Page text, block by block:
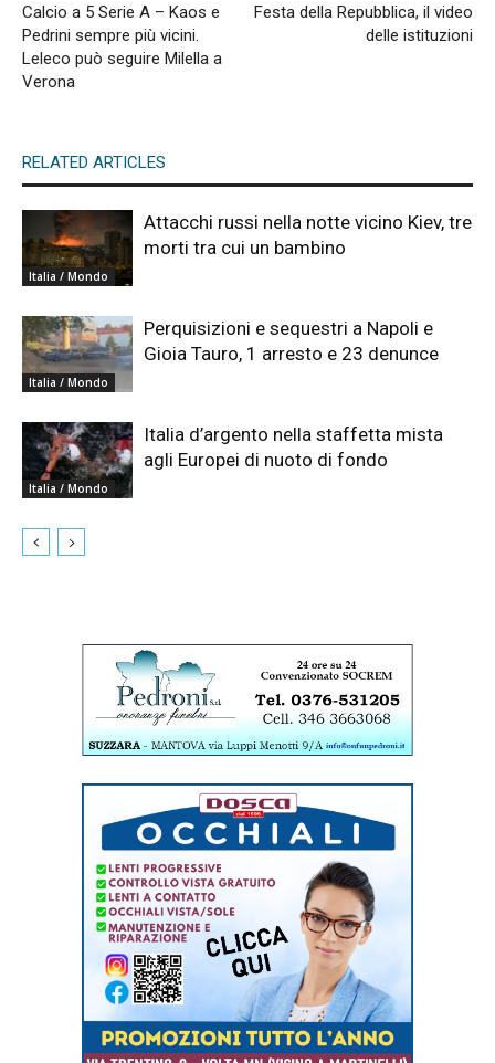
Calcio a 5 Serie A – Kaos e
Pedrini sempre più vicini.
Leleco può seguire Milella a
Verona
Festa della Repubblica, il video
delle istituzioni
RELATED ARTICLES
Italia / Mondo
Attacchi russi nella notte vicino Kiev, tre
morti tra cui un bambino
Italia / Mondo
Perquisizioni e sequestri a Napoli e
Gioia Tauro, 1 arresto e 23 denunce
Italia / Mondo
Italia d’argento nella staffetta mista
agli Europei di nuoto di fondo